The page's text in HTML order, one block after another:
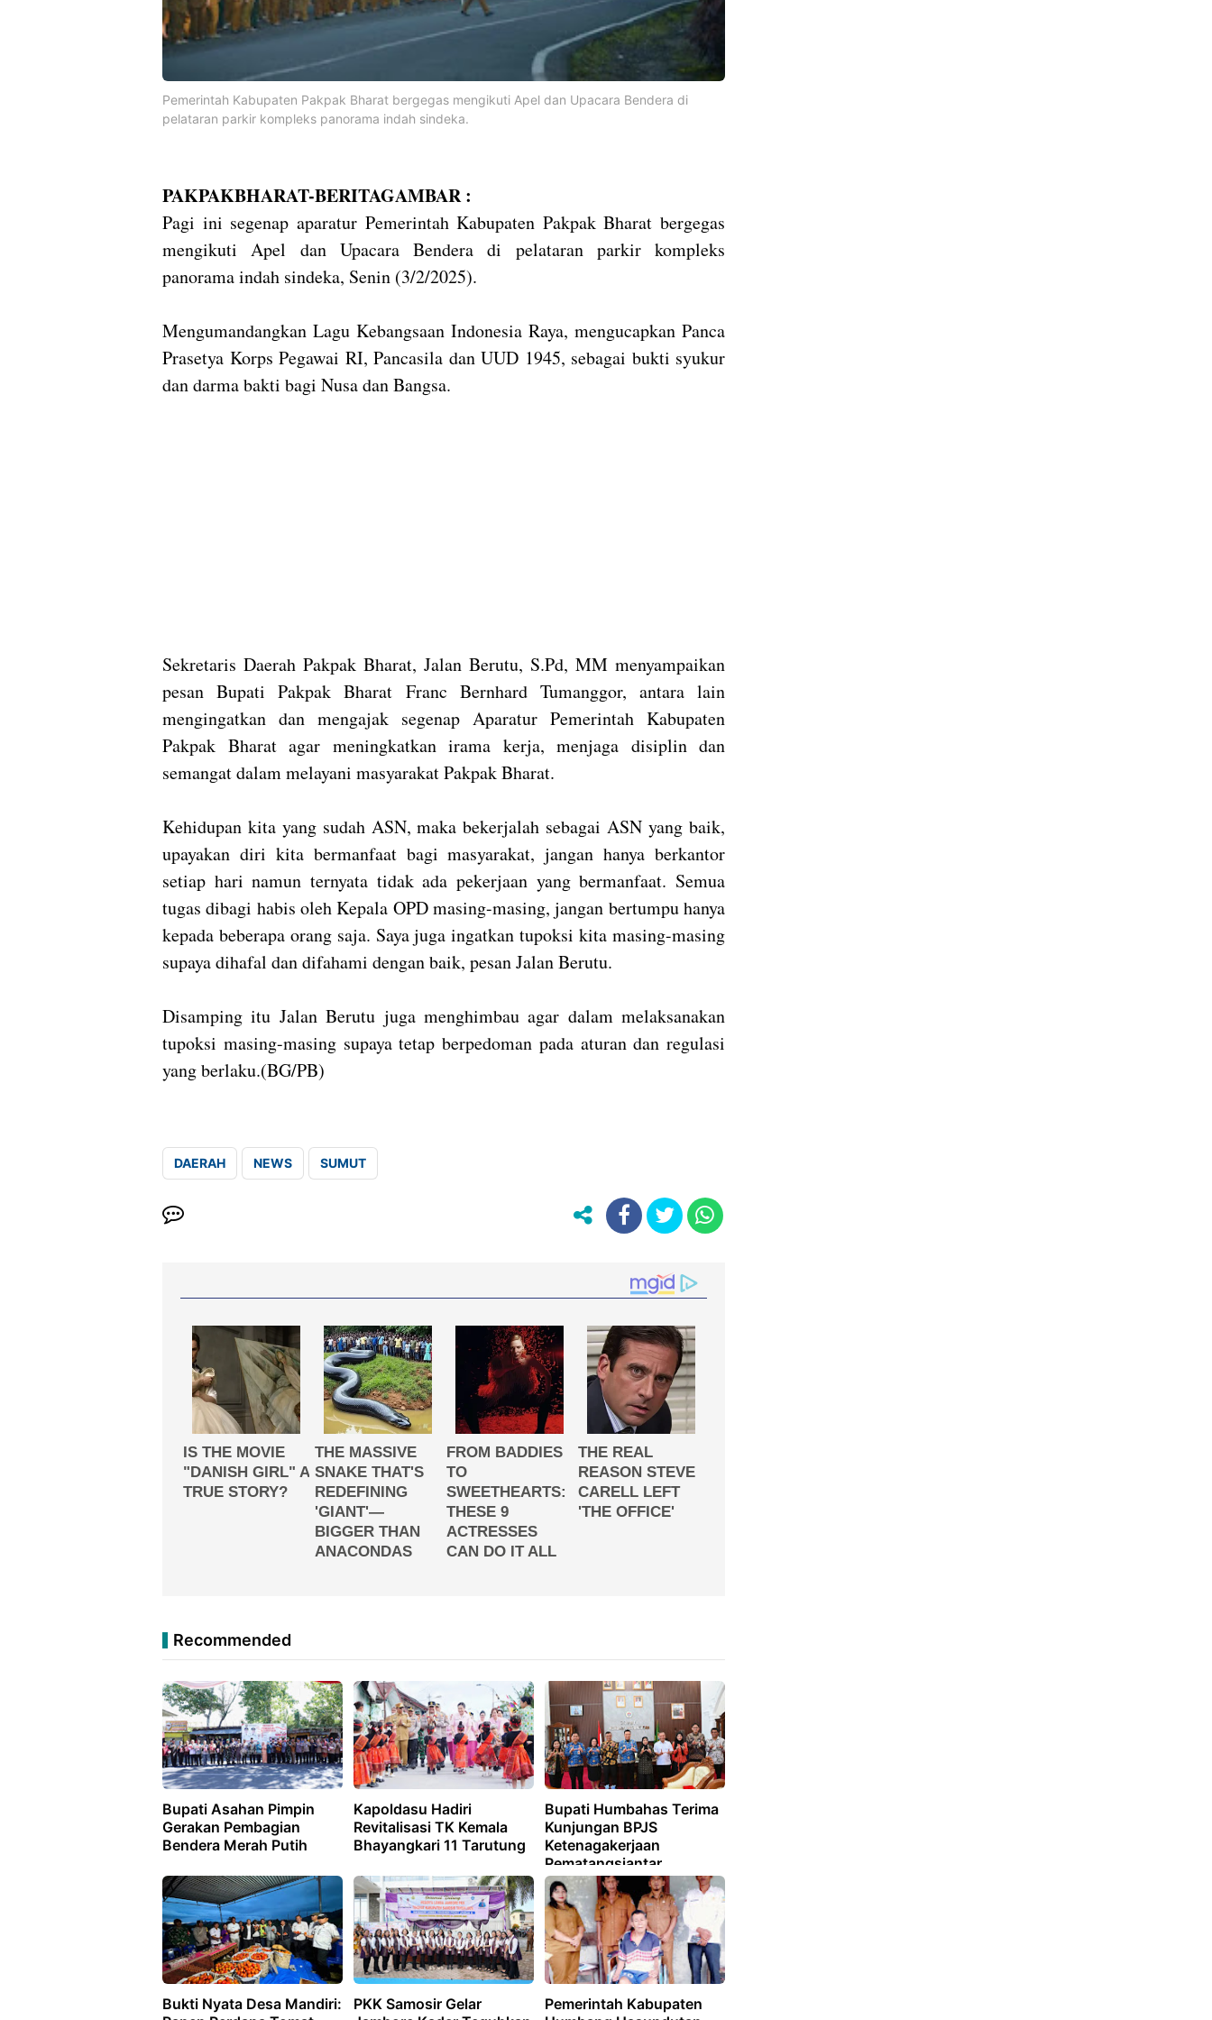
Pemerintah Kabupaten Pakpak Bharat bergegas mengikuti Apel dan Upacara Bendera di
pelataran parkir kompleks panorama indah sindeka.
PAKPAKBHARAT-BERITAGAMBAR :
Pagi ini segenap aparatur Pemerintah Kabupaten Pakpak Bharat bergegas
mengikuti Apel dan Upacara Bendera di pelataran parkir kompleks
panorama indah sindeka, Senin (3/2/2025).
Mengumandangkan Lagu Kebangsaan Indonesia Raya, mengucapkan Panca
Prasetya Korps Pegawai RI, Pancasila dan UUD 1945, sebagai bukti syukur
dan darma bakti bagi Nusa dan Bangsa.
Sekretaris Daerah Pakpak Bharat, Jalan Berutu, S.Pd, MM menyampaikan
pesan Bupati Pakpak Bharat Franc Bernhard Tumanggor, antara lain
mengingatkan dan mengajak segenap Aparatur Pemerintah Kabupaten
Pakpak Bharat agar meningkatkan irama kerja, menjaga disiplin dan
semangat dalam melayani masyarakat Pakpak Bharat.
Kehidupan kita yang sudah ASN, maka bekerjalah sebagai ASN yang baik,
upayakan diri kita bermanfaat bagi masyarakat, jangan hanya berkantor
setiap hari namun ternyata tidak ada pekerjaan yang bermanfaat. Semua
tugas dibagi habis oleh Kepala OPD masing-masing, jangan bertumpu hanya
kepada beberapa orang saja. Saya juga ingatkan tupoksi kita masing-masing
supaya dihafal dan difahami dengan baik, pesan Jalan Berutu.
Disamping itu Jalan Berutu juga menghimbau agar dalam melaksanakan
tupoksi masing-masing supaya tetap berpedoman pada aturan dan regulasi
yang berlaku.(BG/PB)
DAERAH NEWS SUMUT
Recommended
Bupati Asahan Pimpin
Gerakan Pembagian
Bendera Merah Putih
Kapoldasu Hadiri
Revitalisasi TK Kemala
Bhayangkari 11 Tarutung
Bupati Humbahas Terima
Kunjungan BPJS
Ketenagakerjaan
Pematangsiantar
Bukti Nyata Desa Mandiri:
PKK Samosir Gelar
Pemerintah Kabupaten